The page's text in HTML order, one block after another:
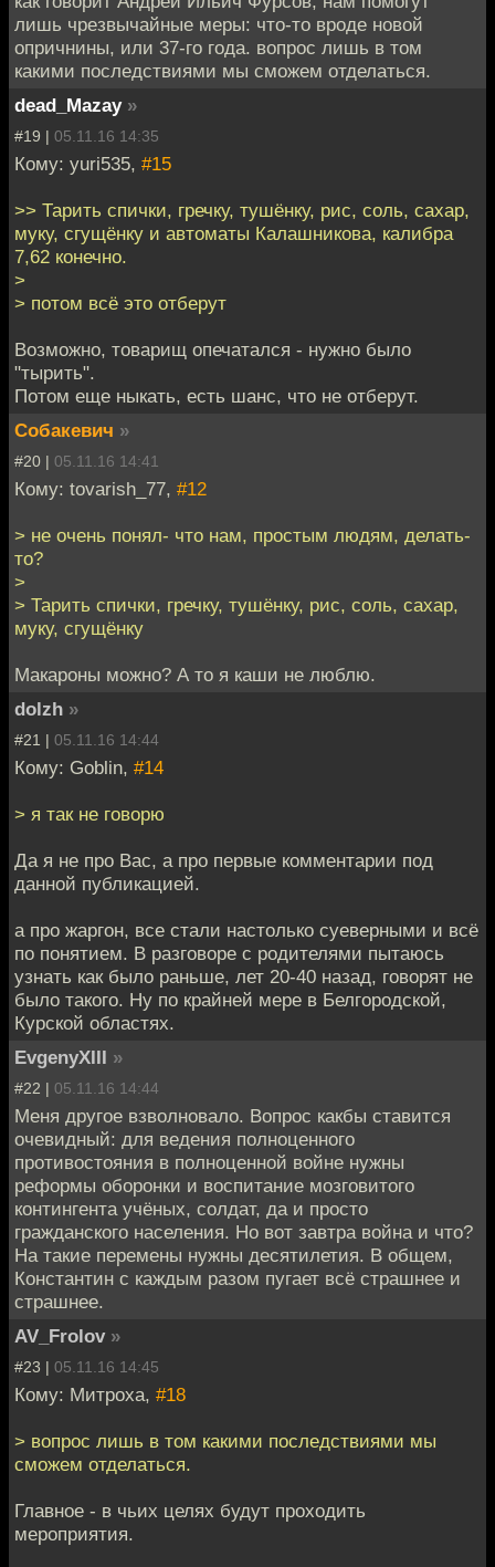
лишь чрезвычайные меры: что-то вроде новой
опричнины, или 37-го года. вопрос лишь в том
какими последствиями мы сможем отделаться.
dead_Mazay »
#19 | 05.11.16 14:35
Кому: yuri535, #15
>> Тарить спички, гречку, тушёнку, рис, соль, сахар,
муку, сгущёнку и автоматы Калашникова, калибра
7,62 конечно.
>
> потом всё это отберут
Возможно, товарищ опечатался - нужно было
"тырить".
Потом еще ныкать, есть шанс, что не отберут.
Собакевич »
#20 | 05.11.16 14:41
Кому: tovarish_77, #12
> не очень понял- что нам, простым людям, делать-
то?
>
> Тарить спички, гречку, тушёнку, рис, соль, сахар,
муку, сгущёнку
Макароны можно? А то я каши не люблю.
dolzh »
#21 | 05.11.16 14:44
Кому: Goblin, #14
> я так не говорю
Да я не про Вас, а про первые комментарии под
данной публикацией.
а про жаргон, все стали настолько суеверными и всё
по понятием. В разговоре с родителями пытаюсь
узнать как было раньше, лет 20-40 назад, говорят не
было такого. Ну по крайней мере в Белгородской,
Курской областях.
EvgenyXIII »
#22 | 05.11.16 14:44
Меня другое взволновало. Вопрос какбы ставится
очевидный: для ведения полноценного
противостояния в полноценной войне нужны
реформы оборонки и воспитание мозговитого
контингента учёных, солдат, да и просто
гражданского населения. Но вот завтра война и что?
На такие перемены нужны десятилетия. В общем,
Константин с каждым разом пугает всё страшнее и
страшнее.
AV_Frolov »
#23 | 05.11.16 14:45
Кому: Митроха, #18
> вопрос лишь в том какими последствиями мы
сможем отделаться.
Главное - в чьих целях будут проходить
мероприятия.